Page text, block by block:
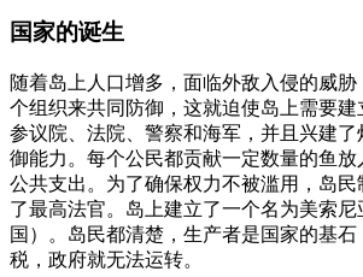
国家的诞生
随着岛上人口增多，面临外敌入侵的威
个组织来共同防御，这就迫使岛上需要建
参议院、法院、警察和海军，并且兴建
御能力。每个公民都贡献一定数量的鱼
公共支出。为了确保权力不被滥用，岛
了最高法官。岛上建立了一个名为美索尼
国）。岛民都清楚，生产者是国家的基
税，政府就无法运转。